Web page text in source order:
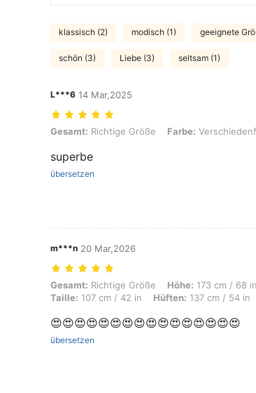
klassisch (2) modisch (1) geeignete
schön (3) Liebe (3) seltsam (1)
L***6 14 Mar,2025
Gesamt: Richtige Größe, Farbe: Verschiedenfarbig,
Gesamt: Richtige Größe Farbe:
superbe
übersetzen
m***n 20 Mar,2026
Gesamt: Richtige Größe, Höhe: 173 cm / 68 in,
Gesamt: Richtige Größe Höhe: 173 cm / 68 in
Taille: 107 cm / 42 in Hüften: 137 cm / 54 in
😍😍😍😍😍😍😍😍😍😍😍😍😍😍😍😍
übersetzen